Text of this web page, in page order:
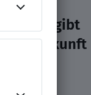
(NWX) gibt
und Zukunft